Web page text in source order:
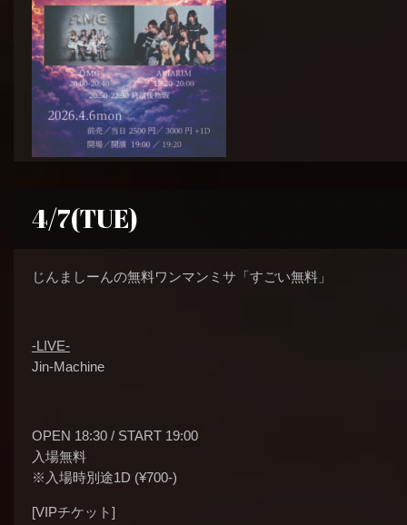
4/7(TUE)
じんましーんの無料ワンマンミサ「すごい無料」
-LIVE-
Jin-Machine
OPEN 18:30 / START 19:00
入場無料
※入場時別途1D (¥700-)
[VIPチケット]